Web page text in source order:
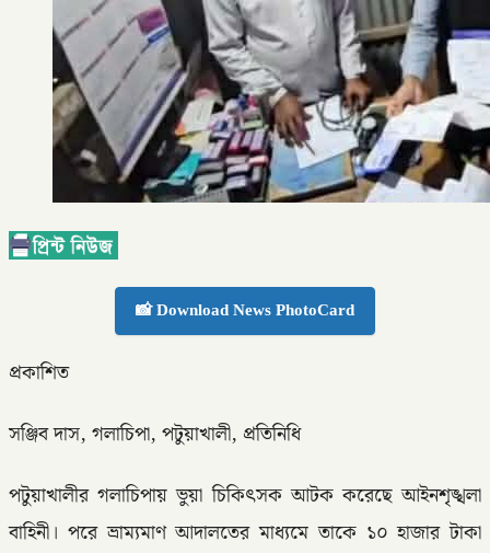
📸 Download News PhotoCard
প্রকাশিত
সঞ্জিব দাস, গলাচিপা, পটুয়াখালী, প্রতিনিধি
পটুয়াখালীর গলাচিপায় ভুয়া চিকিৎসক আটক করেছে আইনশৃঙ্খলা
বাহিনী। পরে ভ্রাম্যমাণ আদালতের মাধ্যমে তাকে ১০ হাজার টাকা